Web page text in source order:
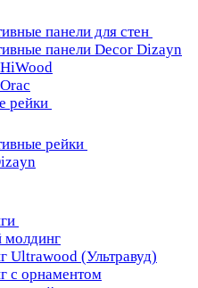
панели для стен
панели Decor Dizayn
рейки
рейки
молдинг
Ultrawood (Ультравуд)
с орнаментом